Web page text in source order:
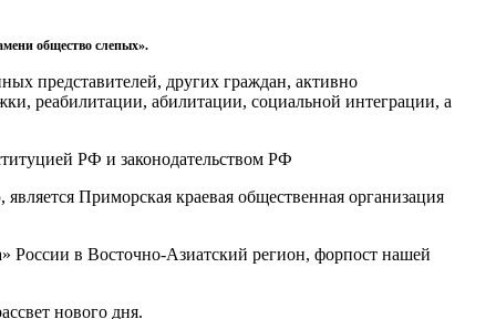
общество слепых».
представителей, других граждан, активно
реабилитации, абилитации, социальной интеграции, а
РФ и законодательством РФ
Приморская краевая общественная организация
России в Восточно-Азиатский регион, форпост нашей
нового дня.